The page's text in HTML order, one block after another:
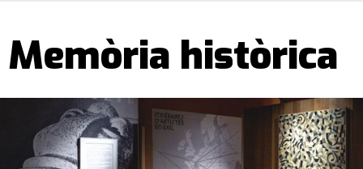
Memòria històrica